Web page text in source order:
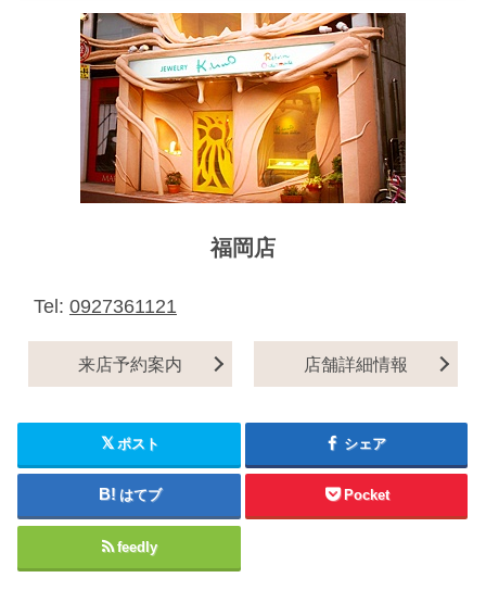
福岡店
Tel: 0927361121
来店予約案内 店舗詳細情報
ポスト シェア
はてブ Pocket
feedly